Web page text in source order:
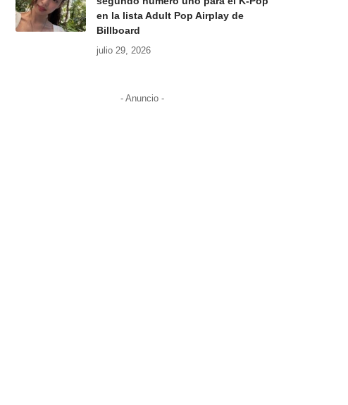
en la lista Adult Pop Airplay de
Billboard
julio 29, 2026
- Anuncio -